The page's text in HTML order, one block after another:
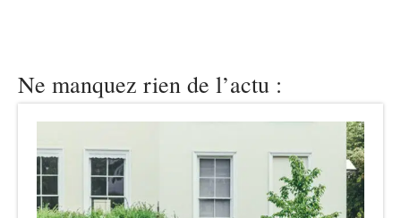
Ne manquez rien de l’actu :